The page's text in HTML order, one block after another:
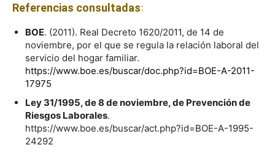
Referencias consultadas:
BOE. (2011). Real Decreto 1620/2011, de 14 de
noviembre, por el que se regula la relación laboral del
servicio del hogar familiar.
https://www.boe.es/buscar/doc.php?id=BOE-A-2011-
17975
Ley 31/1995, de 8 de noviembre, de Prevención de
Riesgos Laborales.
https://www.boe.es/buscar/act.php?id=BOE-A-1995-
24292